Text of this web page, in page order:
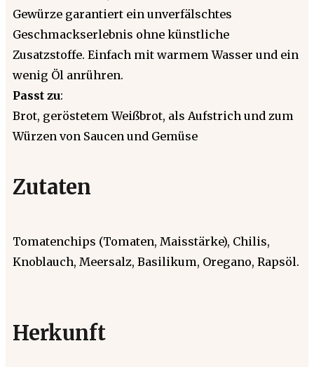
Gewürze garantiert ein unverfälschtes
Geschmackserlebnis ohne künstliche
Zusatzstoffe. Einfach mit warmem Wasser und ein
wenig Öl anrühren.
Passt zu:
Brot, geröstetem Weißbrot, als Aufstrich und zum
Würzen von Saucen und Gemüse
Zutaten
Tomatenchips (Tomaten, Maisstärke), Chilis,
Knoblauch, Meersalz, Basilikum, Oregano, Rapsöl.
Herkunft